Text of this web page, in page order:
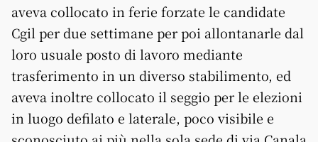
aveva collocato in ferie forzate le candidate
Cgil per due settimane per poi allontanarle dal
loro usuale posto di lavoro mediante
trasferimento in un diverso stabilimento, ed
aveva inoltre collocato il seggio per le elezioni
in luogo defilato e laterale, poco visibile e